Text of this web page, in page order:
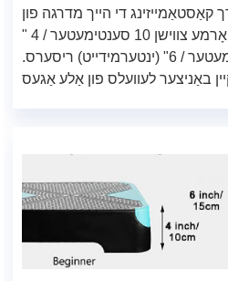
קאַסטאַמייזינג די הייך מדרגה פון
דיין שריט געניטונג פּלאַטפאָרמע צווישן 10 סענטימעטער / 4 "
(אָנהייב) און 15 סענטימעטער / 6" (ינטערמידייט) ריסערס.